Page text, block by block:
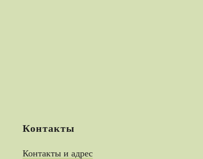
Контакты
Контакты и адрес